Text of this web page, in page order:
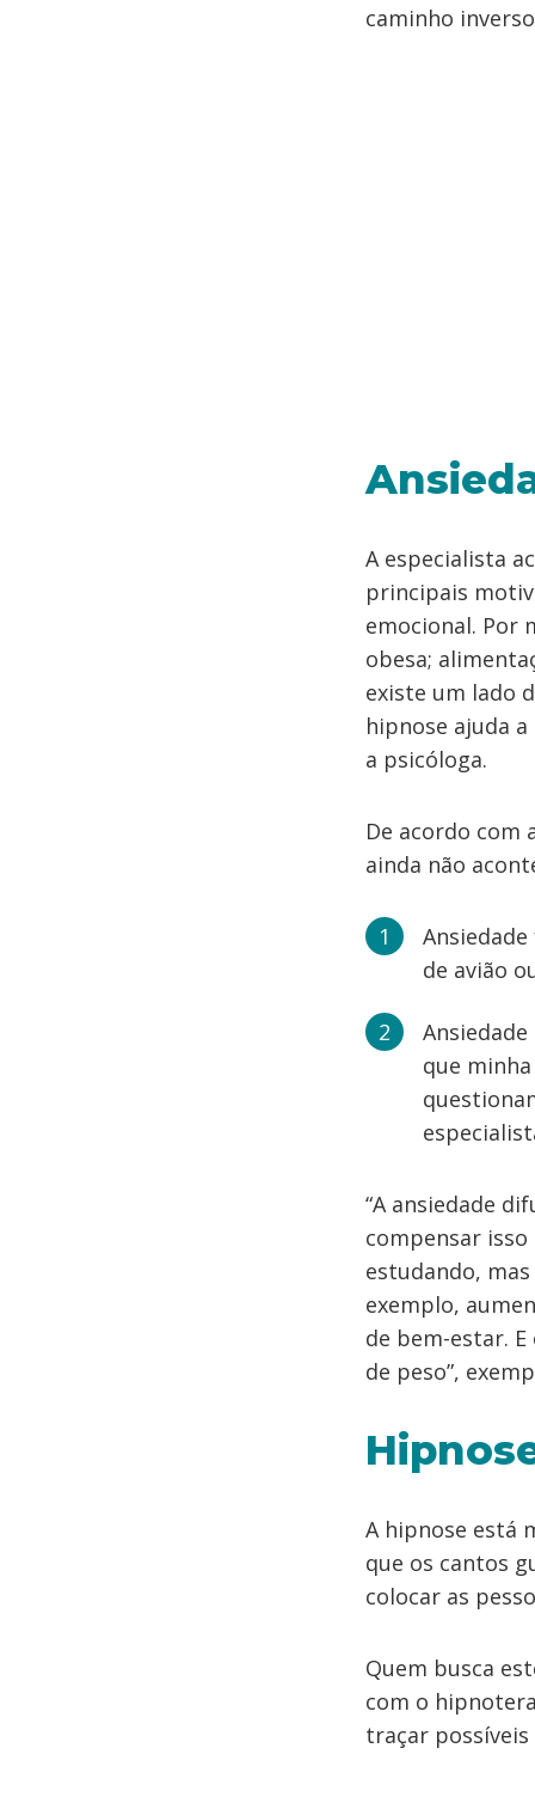
caminho
A especialista
principais
emocional. Por
obesa;
existe um lado
hipnose ajuda
a psicóloga.
De acordo com
ainda não
de avião
que minha
“A ansiedade
compensar
estudando,
exemplo,
de bem-estar.
de peso”,
A hipnose está
que os cantos
colocar as
Quem busca
com o
traçar